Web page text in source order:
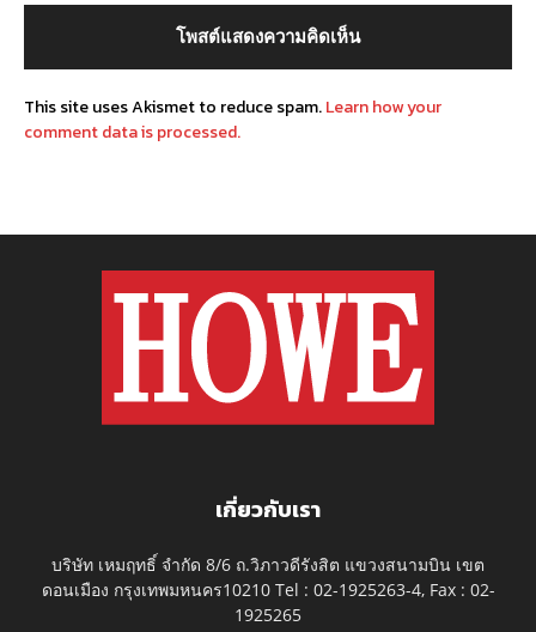
This site uses Akismet to reduce spam.Learn how your
comment data is processed.
เกี่ยวกับเรา
บริษัท เหมฤทธิ์ จำกัด 8/6 ถ.วิภาวดีรังสิต แขวงสนามบิน เขต
ดอนเมือง กรุงเทพมหนคร10210 Tel : 02-1925263-4, Fax : 02-
1925265